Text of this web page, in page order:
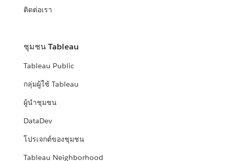
ติดต่อเรา
ชุมชน Tableau
Tableau Public
กลุ่มผู้ใช้ Tableau
ผู้นำชุมชน
DataDev
โปรเจกต์ของชุมชน
Tableau Neighborhood